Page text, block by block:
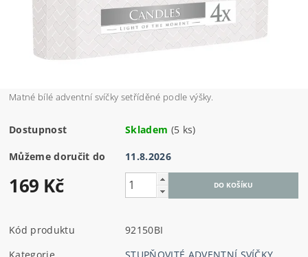
Matné bílé adventní svíčky setříděné podle výšky.
Dostupnost Skladem (5 ks)
Můžeme doručit do 11.8.2026
169 Kč
Kód produktu
92150BI
Kategorie
STUPŇOVITÉ ADVENTNÍ SVÍČKY